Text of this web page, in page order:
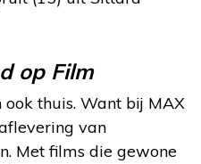
op Film
thuis. Want bij MAX
van
Met films die gewone